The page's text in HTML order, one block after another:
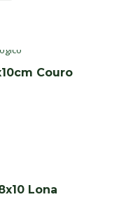
Couro
Lona